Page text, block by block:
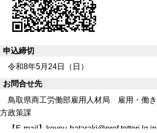
申込締切
令和8年5月24日（日）
お問合せ先
鳥取県商工労働部雇用人材局 雇用・働き
方政策課
【E-mail】koyou-hataraki@pref.tottori.lg.jp